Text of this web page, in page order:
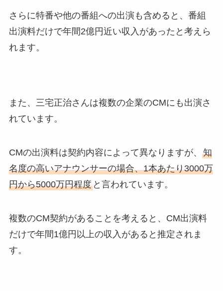
さらに特番や他の番組への出演も含めると、番組
出演料だけで年間2億円近い収入があったと考えら
れます。
また、三宅正治さんは複数の企業のCMにも出演さ
れています。
CMの出演料は契約内容によって異なりますが、 知
名度の高いアナウンサーの場合、1本あたり3000万
円から5000万円程度と言われています。
複数のCM契約があることを考えると、CM出演料
だけで年間1億円以上の収入があると推定されま
す。